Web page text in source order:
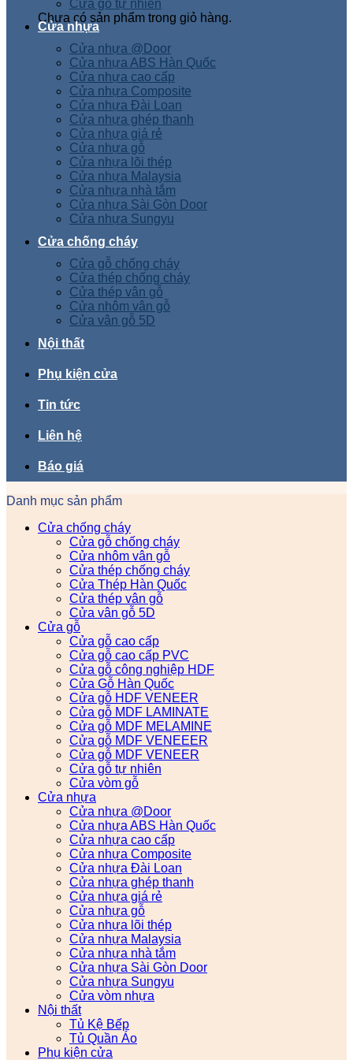
Chưa có sản phẩm trong giỏ hàng.
Cửa gỗ tự nhiên
Cửa nhựa
Cửa nhựa @Door
Cửa nhựa ABS Hàn Quốc
Cửa nhựa cao cấp
Cửa nhựa Composite
Cửa nhựa Đài Loan
Cửa nhựa ghép thanh
Cửa nhựa giá rẻ
Cửa nhựa gỗ
Cửa nhựa lõi thép
Cửa nhựa Malaysia
Cửa nhựa nhà tắm
Cửa nhựa Sài Gòn Door
Cửa nhựa Sungyu
Cửa chống cháy
Cửa gỗ chống cháy
Cửa thép chống cháy
Cửa thép vân gỗ
Cửa nhôm vân gỗ
Cửa vân gỗ 5D
Nội thất
Phụ kiện cửa
Tin tức
Liên hệ
Báo giá
Danh mục sản phẩm
Cửa chống cháy
Cửa gỗ chống cháy
Cửa nhôm vân gỗ
Cửa thép chống cháy
Cửa Thép Hàn Quốc
Cửa thép vân gỗ
Cửa vân gỗ 5D
Cửa gỗ
Cửa gỗ cao cấp
Cửa gỗ cao cấp PVC
Cửa gỗ công nghiệp HDF
Cửa Gỗ Hàn Quốc
Cửa gỗ HDF VENEER
Cửa gỗ MDF LAMINATE
Cửa gỗ MDF MELAMINE
Cửa gỗ MDF VENEEER
Cửa gỗ MDF VENEER
Cửa gỗ tự nhiên
Cửa vòm gỗ
Cửa nhựa
Cửa nhựa @Door
Cửa nhựa ABS Hàn Quốc
Cửa nhựa cao cấp
Cửa nhựa Composite
Cửa nhựa Đài Loan
Cửa nhựa ghép thanh
Cửa nhựa giá rẻ
Cửa nhựa gỗ
Cửa nhựa lõi thép
Cửa nhựa Malaysia
Cửa nhựa nhà tắm
Cửa nhựa Sài Gòn Door
Cửa nhựa Sungyu
Cửa vòm nhựa
Nội thất
Tủ Kệ Bếp
Tủ Quần Áo
Phụ kiện cửa